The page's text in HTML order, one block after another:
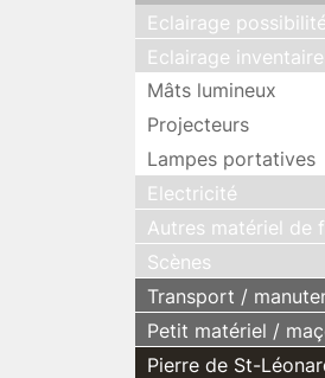
Eclairage
Eclairage inventaire
Mâts lumineux
Projecteurs
Lampes portatives
Electricité
Autres matériel de
Scènes
Transport /
Petit matériel /
Pierre de St-